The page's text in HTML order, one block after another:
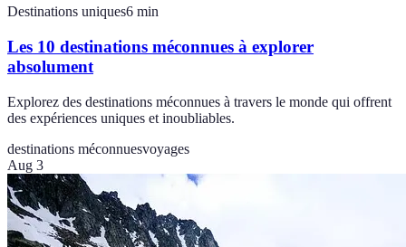
Destinations uniques6 min
Les 10 destinations méconnues à explorer
absolument
Explorez des destinations méconnues à travers le monde qui offrent
des expériences uniques et inoubliables.
destinations méconnuesvoyages
Aug 3